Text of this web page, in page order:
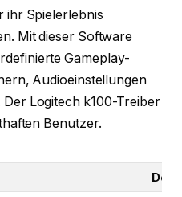
ihr Spielerlebnis
Mit dieser Software
Gameplay-
Audioeinstellungen
Logitech k100-Treiber
Benutzer.